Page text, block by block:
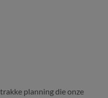
planning die onze